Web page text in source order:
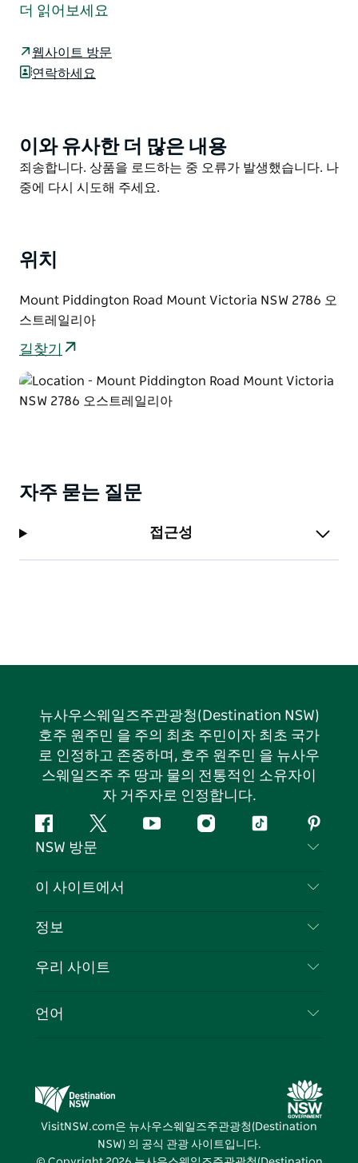
순환 도로인 피딩턴 산 로드로 둘러싸여 있습니다. 또한
혼스 포인트 절벽과 페어리 바워 보호구역으로 내려가는
습니다.
전망대에서 카님블라 계곡의 전망을 감상할 수 있지만 나
무가 있어 시야가 완전히 확보되지는 않습니다. 산은 대부
다.
더 읽어보세요
웹사이트 방문
연락하세요
Product
List
이와 유사한 더 많은 내용
Product
List
죄송합니다. 상품을 로드하는 중 오류가 발생했습니다. 나
중에 다시 시도해 주세요.
위치
Mount Piddington Road Mount Victoria NSW 2786 오
스트레일리아
길찾기
자주 묻는 질문
접근성
뉴사우스웨일즈주관광청(Destination NSW)
호주 원주민 을 주의 최초 주민이자 최초 국가
로 인정하고 존중하며, 호주 원주민 을 뉴사우
스웨일즈주 주 땅과 물의 전통적인 소유자이
자 거주자로 인정합니다.
페
이
북
지
다
유
인
틱
핀
터
스
NSW 방문
문의하기
쿠키 고지
이 사이트에서
목적지
이벤트
정보
여행 정보
뉴사우스웨일즈주 의 사업
우리 사이트
뉴사우스웨일즈주관광청(Destination NSW) 미디
어 센터
비비드 시드니(Vivid Sydney)
언어
VisitNSW.com은 뉴사우스웨일즈주관광청(Destination
NSW) 의 공식 관광 사이트입니다.